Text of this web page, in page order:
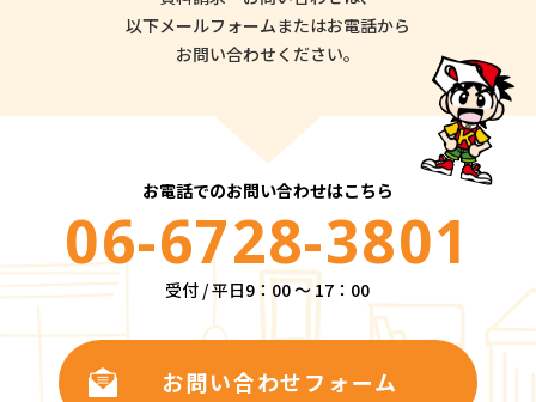
以下メールフォームまたはお電話から
お問い合わせください。
お電話でのお問い合わせはこちら
06-6728-3801
受付 / 平日9：00 ～ 17：00
お問い合わせフォーム